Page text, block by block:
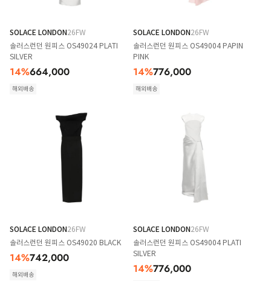
SOLACE LONDON26FW
솔러스런던 원피스 OS49024 PLATI
SILVER
14%664,000
해외배송
SOLACE LONDON26FW
솔러스런던 원피스 OS49004 PAPIN
PINK
14%776,000
해외배송
SOLACE LONDON26FW
솔러스런던 원피스 OS49020 BLACK
14%742,000
해외배송
SOLACE LONDON26FW
솔러스런던 원피스 OS49004 PLATI
SILVER
14%776,000